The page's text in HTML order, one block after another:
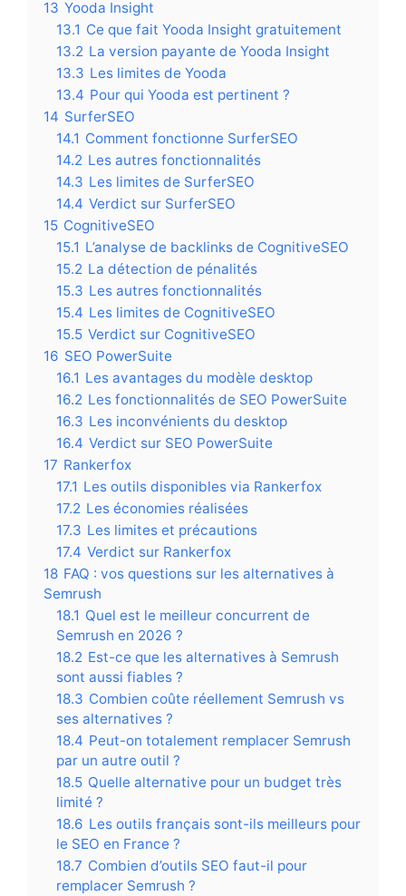
13 Yooda Insight
13.1 Ce que fait Yooda Insight gratuitement
13.2 La version payante de Yooda Insight
13.3 Les limites de Yooda
13.4 Pour qui Yooda est pertinent ?
14 SurferSEO
14.1 Comment fonctionne SurferSEO
14.2 Les autres fonctionnalités
14.3 Les limites de SurferSEO
14.4 Verdict sur SurferSEO
15 CognitiveSEO
15.1 L’analyse de backlinks de CognitiveSEO
15.2 La détection de pénalités
15.3 Les autres fonctionnalités
15.4 Les limites de CognitiveSEO
15.5 Verdict sur CognitiveSEO
16 SEO PowerSuite
16.1 Les avantages du modèle desktop
16.2 Les fonctionnalités de SEO PowerSuite
16.3 Les inconvénients du desktop
16.4 Verdict sur SEO PowerSuite
17 Rankerfox
17.1 Les outils disponibles via Rankerfox
17.2 Les économies réalisées
17.3 Les limites et précautions
17.4 Verdict sur Rankerfox
18 FAQ : vos questions sur les alternatives à
Semrush
18.1 Quel est le meilleur concurrent de
Semrush en 2026 ?
18.2 Est-ce que les alternatives à Semrush
sont aussi fiables ?
18.3 Combien coûte réellement Semrush vs
ses alternatives ?
18.4 Peut-on totalement remplacer Semrush
par un autre outil ?
18.5 Quelle alternative pour un budget très
limité ?
18.6 Les outils français sont-ils meilleurs pour
le SEO en France ?
18.7 Combien d’outils SEO faut-il pour
remplacer Semrush ?